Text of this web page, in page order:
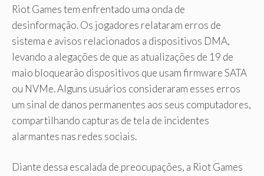
Riot Games tem enfrentado uma onda de
desinformação. Os jogadores relataram erros de
sistema e avisos relacionados a dispositivos DMA,
levando a alegações de que as atualizações de 19 de
maio bloquearão dispositivos que usam firmware SATA
ou NVMe. Alguns usuários consideraram esses erros
um sinal de danos permanentes aos seus computadores,
compartilhando capturas de tela de incidentes
alarmantes nas redes sociais.
Diante dessa escalada de preocupações, a Riot Games